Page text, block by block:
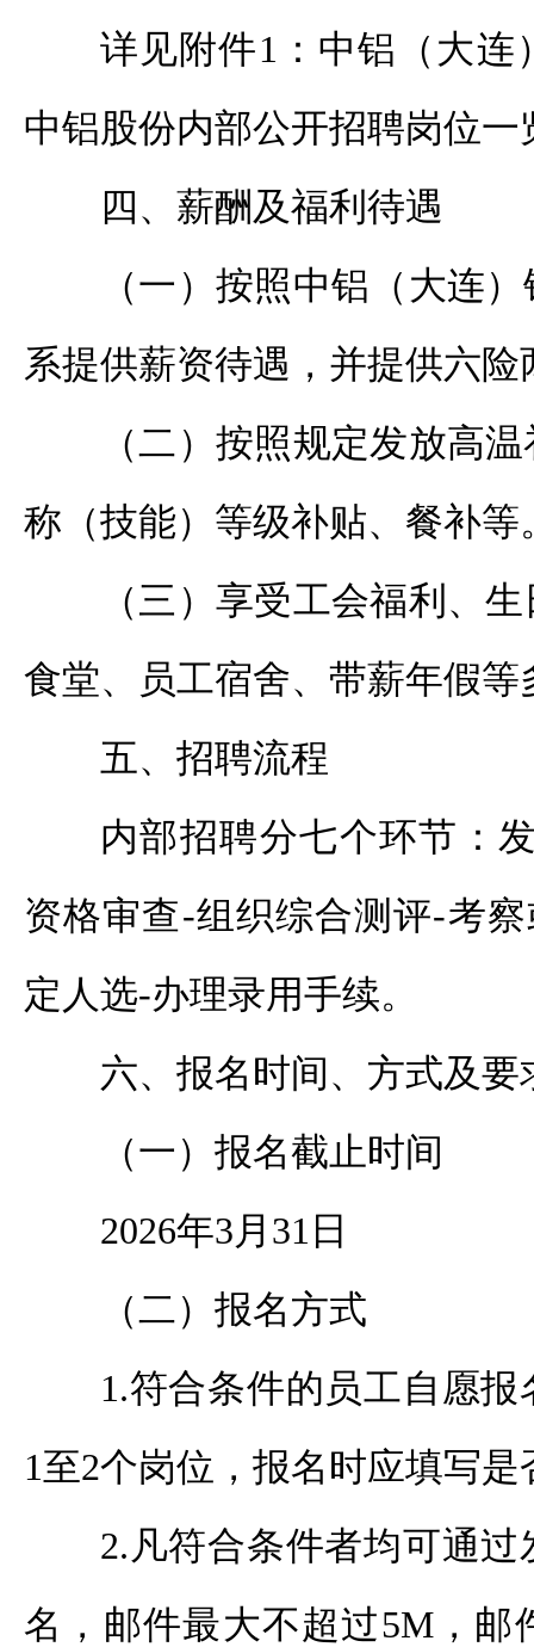
详见附件1：中铝（大连
中铝股份内部公开招聘岗位一
四、薪酬及福利待遇
（一）按照中铝（大连
系提供薪资待遇，并提供六险
（二）按照规定发放高
称（技能）等级补贴、餐补等
（三）享受工会福利、
食堂、员工宿舍、带薪年假等
五、招聘流程
内部招聘分七个环节：
资格审查-组织综合测评-考
定人选-办理录用手续。
六、报名时间、方式及要
（一）报名截止时间
2026年3月31日
（二）报名方式
1.符合条件的员工自愿
1至2个岗位，报名时应填写
2.凡符合条件者均可通
名，邮件最大不超过5M，邮